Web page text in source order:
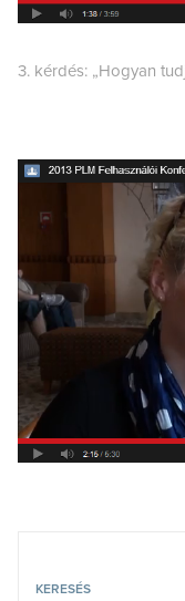
KERESÉS
3. kérdés: „Hogyan